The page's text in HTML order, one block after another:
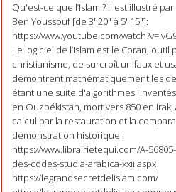
Qu'est-ce que l’Islam ? Il est illustré
Ben Youssouf [de 3' 20" à 5' 15"]:
https://www.youtube.com/
Le logiciel de l’Islam est le Coran,
christianisme, de surcroît un faux et
démontrent mathématiquement les
étant une suite d'algorithmes
en Ouzbékistan, mort vers 850 en
calcul par la restauration et la
démonstration historique :
https://www.librairietequi.com/A-
des-codes-studia-arabica-xxii.aspx
https://legrandsecretdelislam.com/